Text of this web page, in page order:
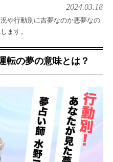
2024.03.18
や行動別に吉夢なのか悪夢なの
ます。
転の夢の意味とは？